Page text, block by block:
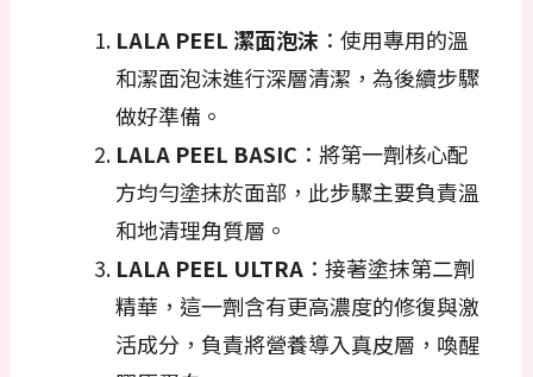
LALA PEEL 潔面泡沫 ：使用專用的溫
和潔面泡沫進行深層清潔，為後續步驟
做好準備。
LALA PEEL BASIC ：將第一劑核心配
方均勻塗抹於面部，此步驟主要負責溫
和地清理角質層。
LALA PEEL ULTRA：接著塗抹第二劑
精華，這一劑含有更高濃度的修復與激
活成分，負責將營養導入真皮層，喚醒